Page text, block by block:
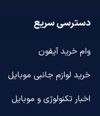
دسترسی سریع
وام خرید آیفون
خرید لوازم جانبی موبایل
اخبار تکنولوژی و موبایل